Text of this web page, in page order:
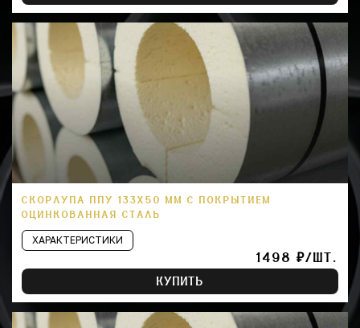
СКОРЛУПА ППУ 133Х50 ММ С ПОКРЫТИЕМ
ОЦИНКОВАННАЯ СТАЛЬ
ХАРАКТЕРИСТИКИ
1498 ₽/ШТ.
КУПИТЬ